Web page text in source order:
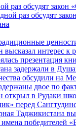
раз обсудят
интерес к
презентация
задержали в
обсудили на
двое по
открыл в Рудаки
перед
Таджикистана
победителей